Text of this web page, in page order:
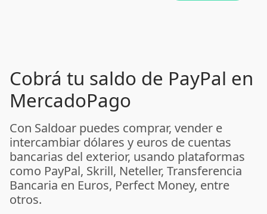
Cobrá tu saldo de PayPal en
MercadoPago
Con Saldoar puedes comprar, vender e
intercambiar dólares y euros de cuentas
bancarias del exterior, usando plataformas
como PayPal, Skrill, Neteller, Transferencia
Bancaria en Euros, Perfect Money, entre
otros.